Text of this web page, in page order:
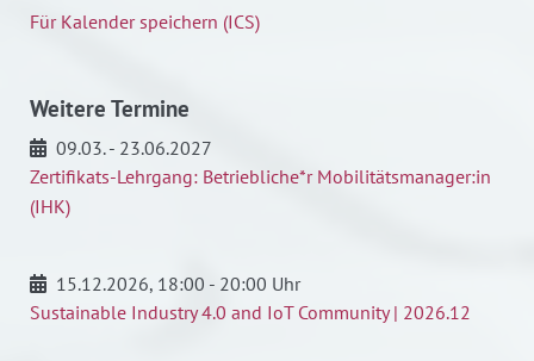
Für Kalender speichern (ICS)
Weitere Termine
09.03. - 23.06.2027
Zertifikats-Lehrgang: Betriebliche*r Mobilitätsmanager:in
(IHK)
15.12.2026, 18:00 - 20:00 Uhr
Sustainable Industry 4.0 and IoT Community | 2026.12